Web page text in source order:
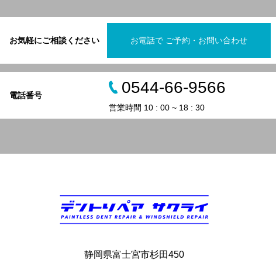
お気軽にご相談ください お電話で ご予約・お問い合わせ
電話番号 0544-66-9566
営業時間 10 : 00 ~ 18 : 30
静岡県富士宮市杉田450